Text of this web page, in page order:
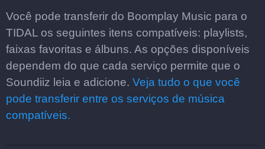
Você pode transferir do Boomplay Music para o
TIDAL os seguintes itens compatíveis: playlists,
faixas favoritas e álbuns. As opções disponíveis
dependem do que cada serviço permite que o
Soundiiz leia e adicione. Veja tudo o que você
pode transferir entre os serviços de música
compatíveis.